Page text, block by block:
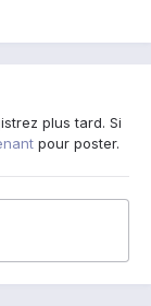
plus tard. Si
pour poster.